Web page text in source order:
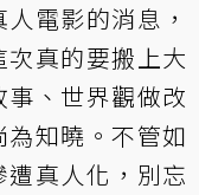
電影的消息，
真的要搬上大
、世界觀做改
知曉。不管如
真人化，別忘